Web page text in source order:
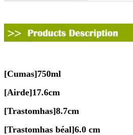
[Cumas]750ml
[Airde]17.6cm
[Trastomhas]8.7cm
[Trastomhas béal]6.0 cm